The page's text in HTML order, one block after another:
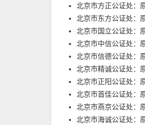
北京市方正公证处：
北京市东方公证处：
北京市国立公证处：
北京市中信公证处：
北京市信德公证处：
北京市精诚公证处：
北京市正阳公证处：
北京市首佳公证处：
北京市燕京公证处：
北京市海诚公证处：